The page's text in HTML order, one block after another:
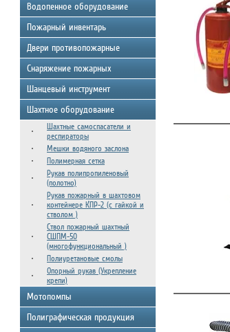
Водопенное оборудование
Пожарный инвентарь
Двери противопожарные
Снаряжение пожарных
Шанцевый инструмент
Шахтное оборудование
Шахтные самоспасатели и
респираторы
Мешки водяного заслона
Полимерная сетка
Рукав полипропиленовый
(полотно)
Рукав пожарный в шахтовом
контейнере КПР-2 (с гайкой и
стволом )
Ствол пожарный шахтный
СШПМ-50
(многофункциональный )
Полиуретановые смолы
Опорный рукав (Укрепление
крепи)
Мотопомпы
Полиграфическая продукция